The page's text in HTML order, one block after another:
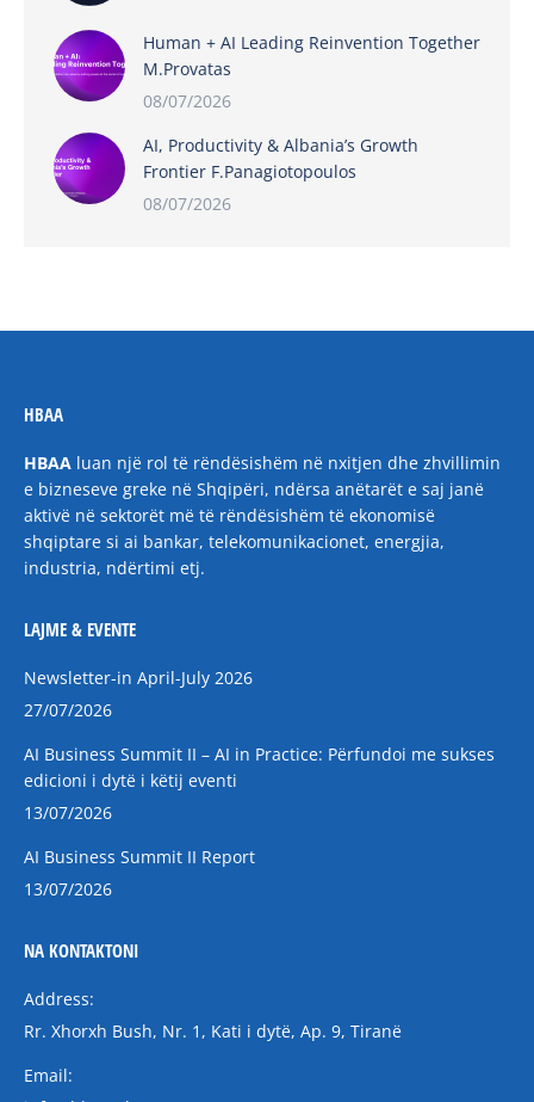
Human + AI Leading Reinvention Together
M.Provatas
08/07/2026
AI, Productivity & Albania’s Growth
Frontier F.Panagiotopoulos
08/07/2026
HBAA
HBAA luan një rol të rëndësishëm në nxitjen dhe zhvillimin
e bizneseve greke në Shqipëri, ndërsa anëtarët e saj janë
aktivë në sektorët më të rëndësishëm të ekonomisë
shqiptare si ai bankar, telekomunikacionet, energjia,
industria, ndërtimi etj.
LAJME & EVENTE
Newsletter-in April-July 2026
27/07/2026
AI Business Summit II – AI in Practice: Përfundoi me sukses
edicioni i dytë i këtij eventi
13/07/2026
AI Business Summit II Report
13/07/2026
NA KONTAKTONI
Address:
Rr. Xhorxh Bush, Nr. 1, Kati i dytë, Ap. 9, Tiranë
Email: